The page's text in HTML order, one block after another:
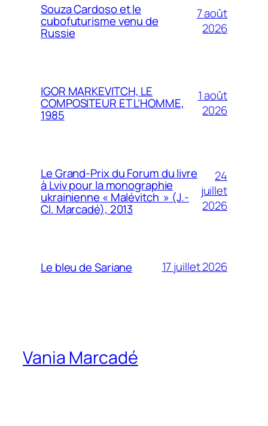
Souza Cardoso et le
cubofuturisme venu de
Russie
7 août
2026
IGOR MARKEVITCH, LE
COMPOSITEUR ET L’HOMME,
1985
1 août
2026
Le Grand-Prix du Forum du livre
à Lviv pour la monographie
ukrainienne « Malévitch » (J.-
Cl. Marcadé), 2013
24
juillet
2026
Le bleu de Sariane 17 juillet 2026
Vania Marcadé